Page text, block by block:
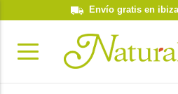
Envío gratis en